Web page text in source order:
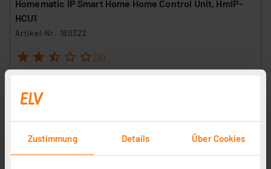
Zustimmung Details Über Cookies
Homematic IP Smart Home Home Control Unit, HmIP-
HCU1
Artikel-Nr. 160322
1 2 3 4 5 (9)